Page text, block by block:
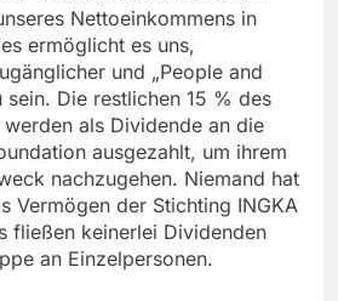
Nettoeinkommens in
ermöglicht es uns,
und „People and
sein. Die restlichen 15 % des
als Dividende an die
ausgezahlt, um ihrem
nachzugehen. Niemand hat
Vermögen der Stichting INGKA
fließen keinerlei Dividenden
an Einzelpersonen.